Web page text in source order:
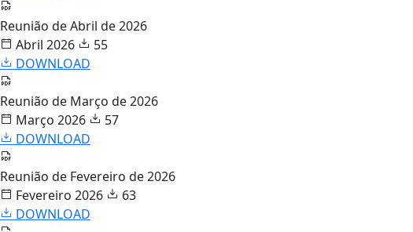
Reunião de Abril de 2026
Abril 2026
55
DOWNLOAD
Reunião de Março de 2026
Março 2026
57
DOWNLOAD
Reunião de Fevereiro de 2026
Fevereiro 2026
63
DOWNLOAD